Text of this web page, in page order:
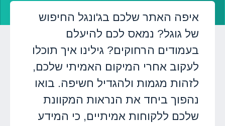
איפה האתר שלכם בג'ונגל החיפוש
של גוגל? נמאס לכם להיעלם
בעמודים הרחוקים? גילינו איך תוכלו
לעקוב אחרי המיקום האמיתי שלכם,
לזהות מגמות ולהגדיל חשיפה. בואו
נהפוך ביחד את הנראות המקוונת
שלכם ללקוחות אמיתיים, כי המידע